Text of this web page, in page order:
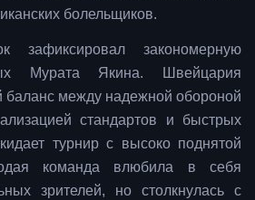
болельщиков.
зафиксировал закономерную
Мурата Якина. Швейцария
баланс между надежной обороной
стандартов и быстрых
турнир с высоко поднятой
команда влюбила в себя
зрителей, но столкнулась с